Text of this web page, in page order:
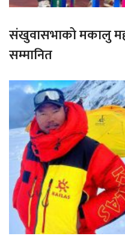
संखुवासभाको मकालु
सम्मानित